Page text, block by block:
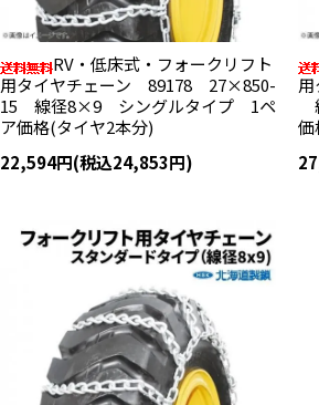
RV・低床式・フォークリフト
用タイヤチェーン 89178 27×850-
15 線径8×9 シングルタイプ 1ペ
ア価格(タイヤ2本分)
22,594円(税込24,853円)
価